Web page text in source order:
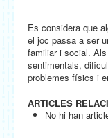
Es considera que
el joc passa a ser
familiar i social.
sentimentals,
problemes físics i
ARTICLES
No hi han